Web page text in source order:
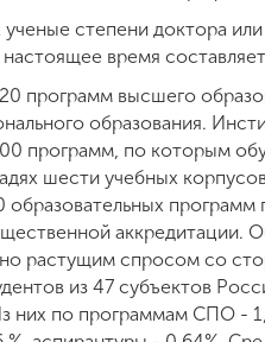
степени доктора или
время
программ высшего
образования.
программ, по которым
шести учебных
образовательных
аккредитации.
растущим спросом со
из 47 субъектов
них по программам СПО -